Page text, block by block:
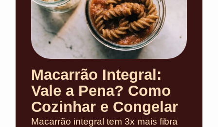
Macarrão Integral:
Vale a Pena? Como
Cozinhar e Congelar
Macarrão integral tem 3x mais fibra